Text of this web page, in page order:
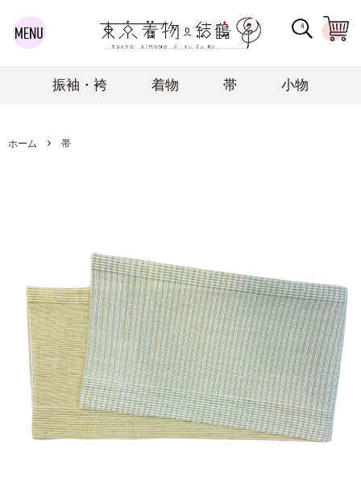
振袖・袴 着物 帯 小物
ホーム 帯